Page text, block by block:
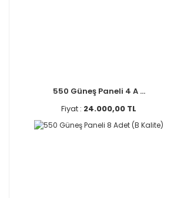
550 Güneş Paneli 4 A ...
Fiyat : 24.000,00 TL